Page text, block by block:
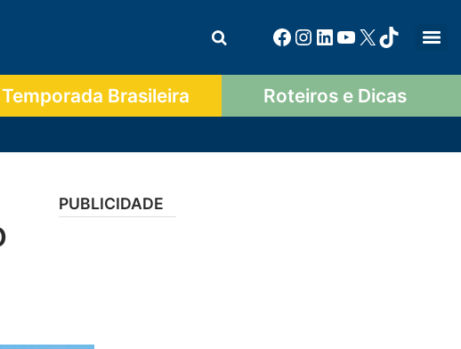
Temporada Brasileira Roteiros e Dicas
PUBLICIDADE